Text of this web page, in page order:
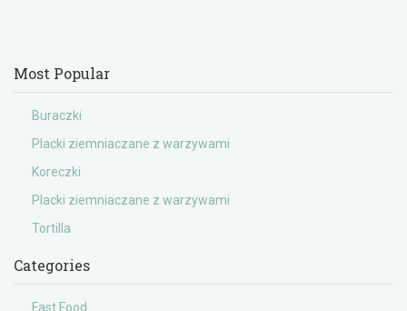
Most Popular
Buraczki
Placki ziemniaczane z warzywami
Koreczki
Placki ziemniaczane z warzywami
Tortilla
Categories
Fast Food